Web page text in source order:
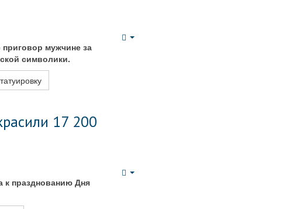
мужчине за
символики.
17 200
к празднованию Дня